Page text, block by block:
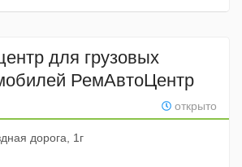
для грузовых
РемАвтоЦентр
открыто
дорога, 1г